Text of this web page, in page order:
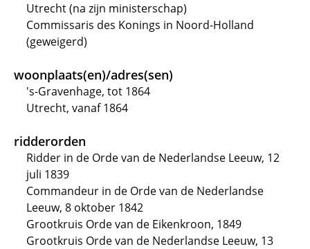
Utrecht (na zijn ministerschap)
Commissaris des Konings in Noord-Holland
(geweigerd)
woonplaats(en)/adres(sen)
's-Gravenhage, tot 1864
Utrecht, vanaf 1864
ridderorden
Ridder in de Orde van de Nederlandse Leeuw, 12
juli 1839
Commandeur in de Orde van de Nederlandse
Leeuw, 8 oktober 1842
Grootkruis Orde van de Eikenkroon, 1849
Grootkruis Orde van de Nederlandse Leeuw, 13